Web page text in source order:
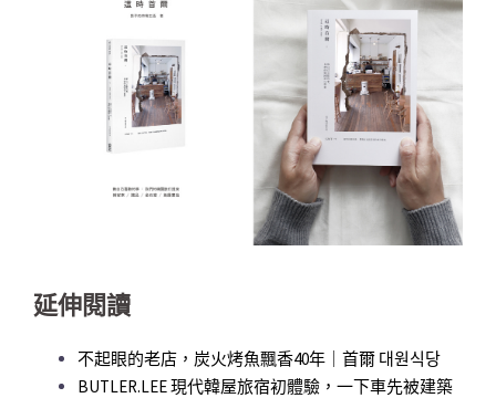
延伸閱讀
不起眼的老店，炭火烤魚飄香40年｜首爾 대원식당
BUTLER.LEE 現代韓屋旅宿初體驗，一下車先被建築